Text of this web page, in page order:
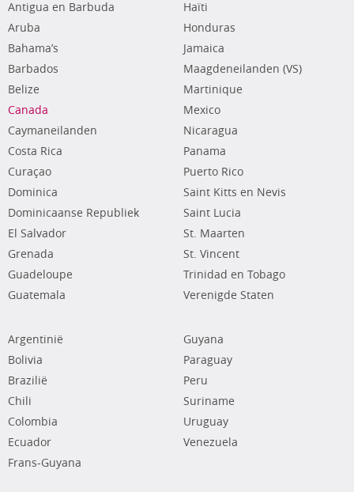
Antigua en Barbuda
Aruba
Bahama’s
Barbados
Belize
Canada
Caymaneilanden
Costa Rica
Curaçao
Dominica
Dominicaanse Republiek
El Salvador
Grenada
Guadeloupe
Guatemala
Haïti
Honduras
Jamaica
Maagdeneilanden (VS)
Martinique
Mexico
Nicaragua
Panama
Puerto Rico
Saint Kitts en Nevis
Saint Lucia
St. Maarten
St. Vincent
Trinidad en Tobago
Verenigde Staten
Argentinië
Bolivia
Brazilië
Chili
Colombia
Ecuador
Frans-Guyana
Guyana
Paraguay
Peru
Suriname
Uruguay
Venezuela